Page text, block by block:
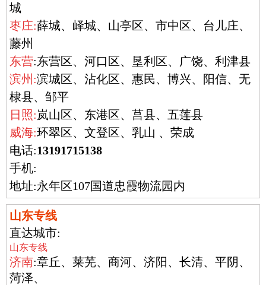
城
枣庄:薛城、峄城、山亭区、市中区、台儿庄、
藤州
东营:东营区、河口区、垦利区、广饶、利津县
滨州:滨城区、沾化区、惠民、博兴、阳信、无
棣县、邹平
日照:岚山区、东港区、莒县、五莲县
威海:环翠区、文登区、乳山 、荣成
电话:13191715138
手机:
地址:永年区107国道忠霞物流园内
山东专线
直达城市:
山东专线
济南:章丘、莱芜、商河、济阳、长清、平阴、
菏泽、